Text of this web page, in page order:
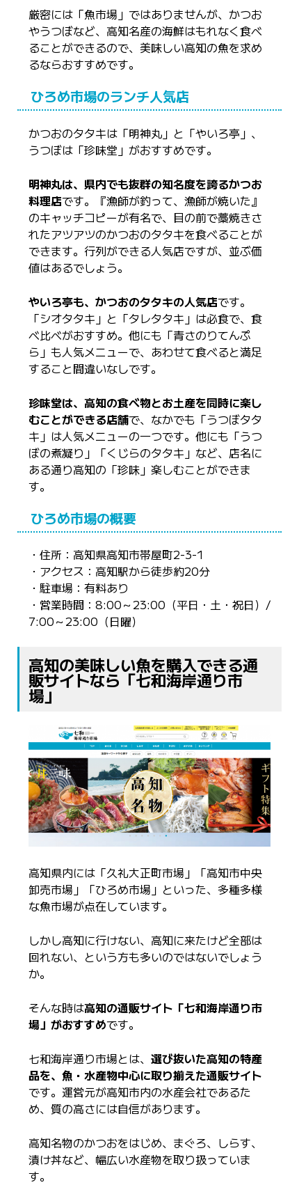
厳密には「魚市場」ではありませんが、かつお
やうつぼなど、高知名産の海鮮はもれなく食べ
ることができるので、美味しい高知の魚を求め
るならおすすめです。
ひろめ市場のランチ人気店
かつおのタタキは「明神丸」と「やいろ亭」、
うつぼは「珍味堂」がおすすめです。
明神丸は、県内でも抜群の知名度を誇るかつお
料理店です。『漁師が釣って、漁師が焼いた』
のキャッチコピーが有名で、目の前で藁焼きさ
れたアツアツのかつおのタタキを食べることが
できます。行列ができる人気店ですが、並ぶ価
値はあるでしょう。
やいろ亭も、かつおのタタキの人気店です。
「シオタタキ」と「タレタタキ」は必食で、食
べ比べがおすすめ。他にも「青さのりてんぷ
ら」も人気メニューで、あわせて食べると満足
すること間違いなしです。
珍味堂は、高知の食べ物とお土産を同時に楽し
むことができる店舗で、なかでも「うつぼタタ
キ」は人気メニューの一つです。他にも「うつ
ぼの煮凝り」「くじらのタタキ」など、店名に
ある通り高知の「珍味」楽しむことができま
す。
ひろめ市場の概要
・住所：高知県高知市帯屋町2-3-1
・アクセス：高知駅から徒歩約20分
・駐車場：有料あり
・営業時間：8:00～23:00（平日・土・祝日）/
7:00～23:00（日曜）
高知の美味しい魚を購入できる通
販サイトなら「七和海岸通り市
場」
高知県内には「久礼大正町市場」「高知市中央
卸売市場」「ひろめ市場」といった、多種多様
な魚市場が点在しています。
しかし高知に行けない、高知に来たけど全部は
回れない、という方も多いのではないでしょう
か。
そんな時は高知の通販サイト「七和海岸通り市
場」がおすすめです。
七和海岸通り市場とは、 選び抜いた高知の特産
品を、魚・水産物中心に取り揃えた通販サイト
です。運営元が高知市内の水産会社であるた
め、質の高さには自信があります。
高知名物のかつおをはじめ、まぐろ、しらす、
漬け丼など、幅広い水産物を取り扱っていま
す。